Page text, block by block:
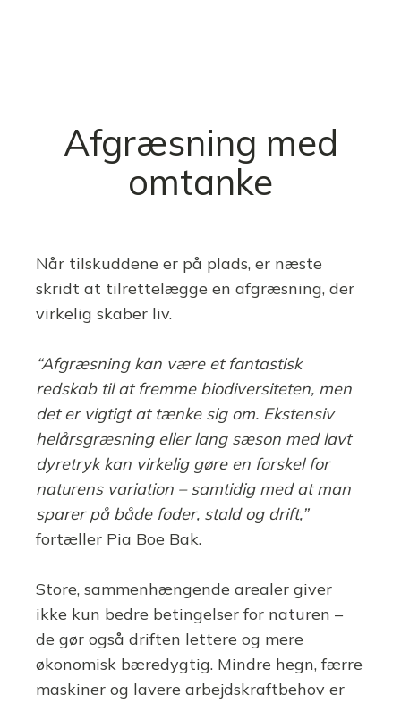
Afgræsning med
omtanke
Når tilskuddene er på plads, er næste
skridt at tilrettelægge en afgræsning, der
virkelig skaber liv.
“Afgræsning kan være et fantastisk
redskab til at fremme biodiversiteten, men
det er vigtigt at tænke sig om. Ekstensiv
helårsgræsning eller lang sæson med lavt
dyretryk kan virkelig gøre en forskel for
naturens variation – samtidig med at man
sparer på både foder, stald og drift,”
fortæller Pia Boe Bak.
Store, sammenhængende arealer giver
ikke kun bedre betingelser for naturen –
de gør også driften lettere og mere
økonomisk bæredygtig. Mindre hegn, færre
maskiner og lavere arbejdskraftbehov er